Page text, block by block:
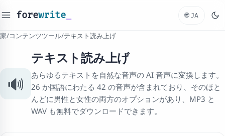
forewrite 🌐 JA
家/コンテンツツール/テキスト読み上げ
🔊
テキスト読み上げ
あらゆるテキストを自然な音声の AI 音声に変換します。
26 か国語にわたる 42 の音声が含まれており、そのほと
んどに男性と女性の両方のオプションがあり、MP3 と
WAV も無料でダウンロードできます。